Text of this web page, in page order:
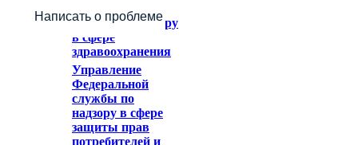
Написать о проблеме
Федеральное
служба по надзору
в сфере
здравоохранения
Управление
Федеральной
службы по
надзору в сфере
защиты прав
потребителей и